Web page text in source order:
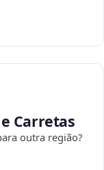
Carretas
outra região?